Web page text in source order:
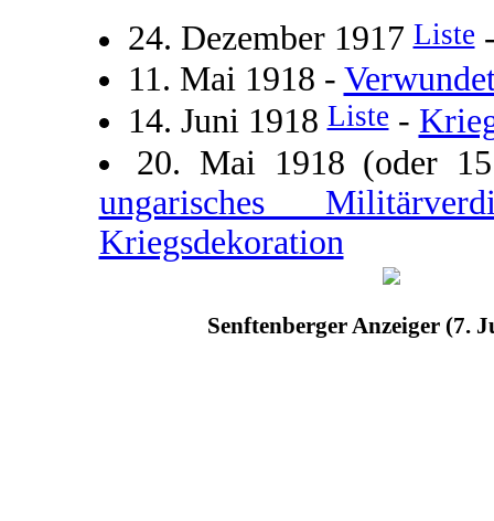
24. Dezember 1917Liste
11. Mai 1918 -
14. Juni 1918Liste-
20. Mai 1918 (oder
ungarisches
Kriegsdekoration
Senftenberger Anzeiger (7.